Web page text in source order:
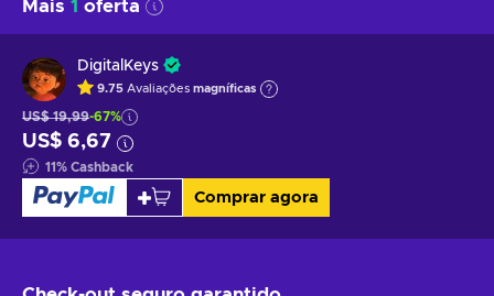
Mais 1 oferta
DigitalKeys
9.75 Avaliações magníficas
US$ 19,99-67%
US$ 6,67
11% Cashback
Comprar agora